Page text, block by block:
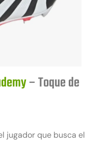
– Toque de
jugador que busca el